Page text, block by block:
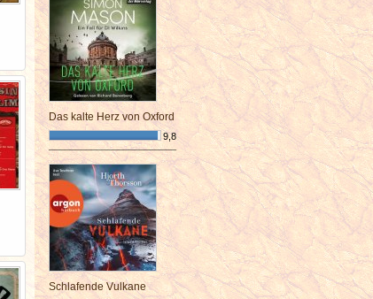
Das kalte Herz von Oxford
9,8
¯¯¯¯¯¯¯¯¯¯¯¯¯¯¯¯¯¯¯¯¯¯¯¯
Schlafende Vulkane